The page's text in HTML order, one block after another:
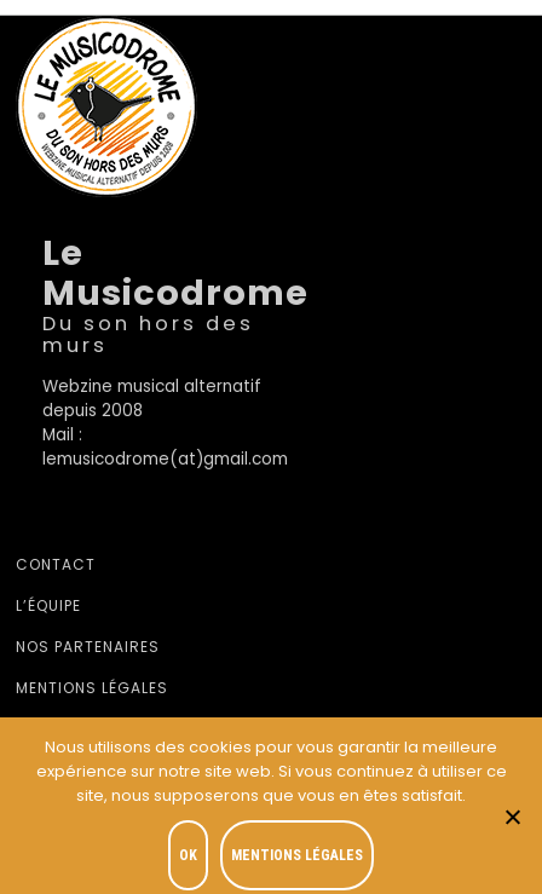
Le
Musicodrome
Du son hors des
murs
Webzine musical alternatif
depuis 2008
Mail :
lemusicodrome(at)gmail.com
CONTACT
L’ÉQUIPE
NOS PARTENAIRES
MENTIONS LÉGALES
© Le Musicodrome 2022 - Webdesign :Cereal Concept
Nous utilisons des cookies pour vous garantir la meilleure
expérience sur notre site web. Si vous continuez à utiliser ce
site, nous supposerons que vous en êtes satisfait.
OK MENTIONS LÉGALES